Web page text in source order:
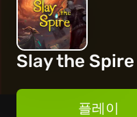
Slay the Spire
플레이